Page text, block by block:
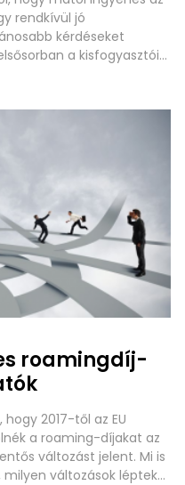
rendkívül jó
kérdéseket
a kisfogyasztói
kevesen
Ha vállalati csomagunk
ugyanolyan? Fontos
roamingdíj-
2017-től az EU
a roaming-díjakat az
változást jelent. Mi is
változások léptek